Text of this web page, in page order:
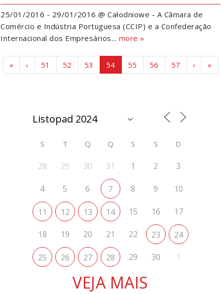
25/01/2016 - 29/01/2016 @ Całodniowe - A Câmara de
Comércio e Indústria Portuguesa (CCIP) e a Confederação
Internacional dos Empresários... more »
Page navigation
« ‹ Page
51 Page
52 Page
53 Current Page
54 Page
55 Page
56 Page
57 › »
S T Q Q S S D
28 29 30 31 1 2 3
4 5 6 7 8 9 10
11 12 13 14 15 16 17
18 19 20 21 22 23 24
25 26 27 28 29 30 1
VEJA MAIS